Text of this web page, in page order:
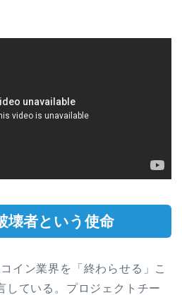
壊者という使命
イン業界を「終わらせる」こ
している。プロジェクトチー